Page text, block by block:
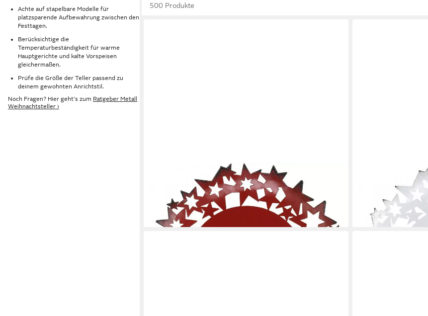
Achte auf stapelbare Modelle für
platzsparende Aufbewahrung zwischen den
Festtagen.
Berücksichtige die
Temperaturbeständigkeit für warme
Hauptgerichte und kalte Vorspeisen
gleichermaßen.
Prüfe die Größe der Teller passend zu
deinem gewohnten Anrichtstil.
Noch Fragen? Hier geht's zum Ratgeber Metall
Weihnachtsteller ›
500 Produkte
Kunststoffteller Weihnachtsteller Dekoteller Metall mit
Sternen Rot für
34,60 €
lieferbar - in 3-4 Werktagen bei dir
FLORISTS PRODUCTS
Kunststoffteller
Weiß Kerzenteller
34,60 €
lieferbar - in 3-4